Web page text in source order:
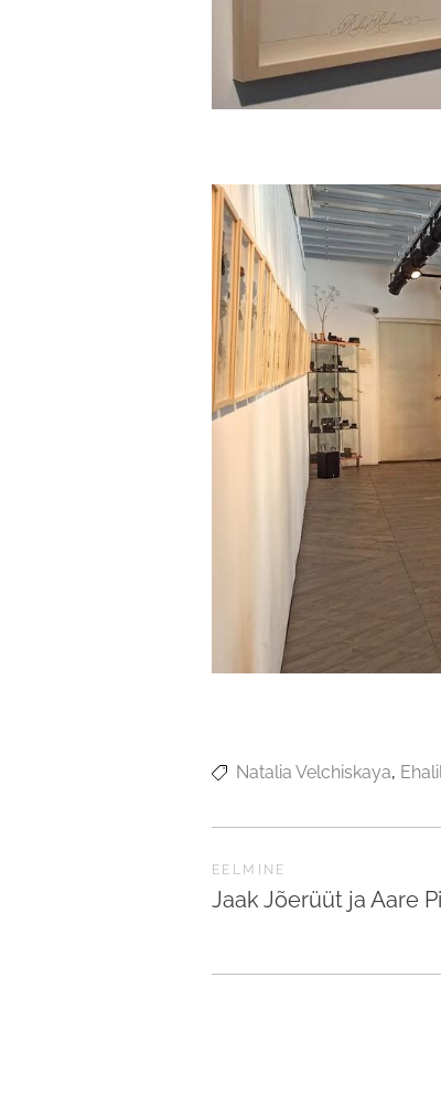
Natalia Velchiskaya
EELMINE
Jaak Jõerüüt ja Aare